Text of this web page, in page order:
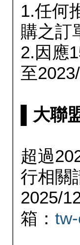
1.任何
購之訂
2.因應
至
▌大聯
超過
行相關
2025/
箱：